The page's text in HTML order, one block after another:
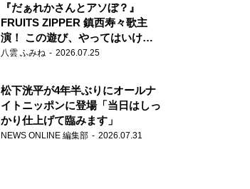
『だぁれかさんとアソぼ？』
FRUITS ZIPPER 鎮西寿々歌主
演！ この遊び、やってはいけま
せん。
八雲 ふみね 2026.07.25
松下洸平が4年半ぶりにオールナ
イトニッポンに登場「当日はしっ
かり仕上げて臨みます」
NEWS ONLINE 編集部 2026.07.31